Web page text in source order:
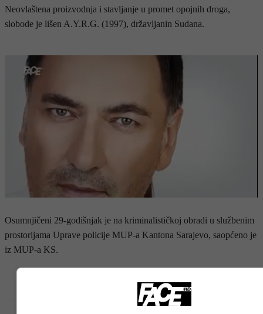
Neovlaštena proizvodnja i stavljanje u promet opojnih droga,
slobode je lišen A.Y.R.G. (1997), državljanin Sudana.
Osumnjičeni 29-godišnjak je na kriminalističkoj obradi u službenim
prostorijama Uprave policije MUP-a Kantona Sarajevo, saopćeno je
iz MUP-a KS.